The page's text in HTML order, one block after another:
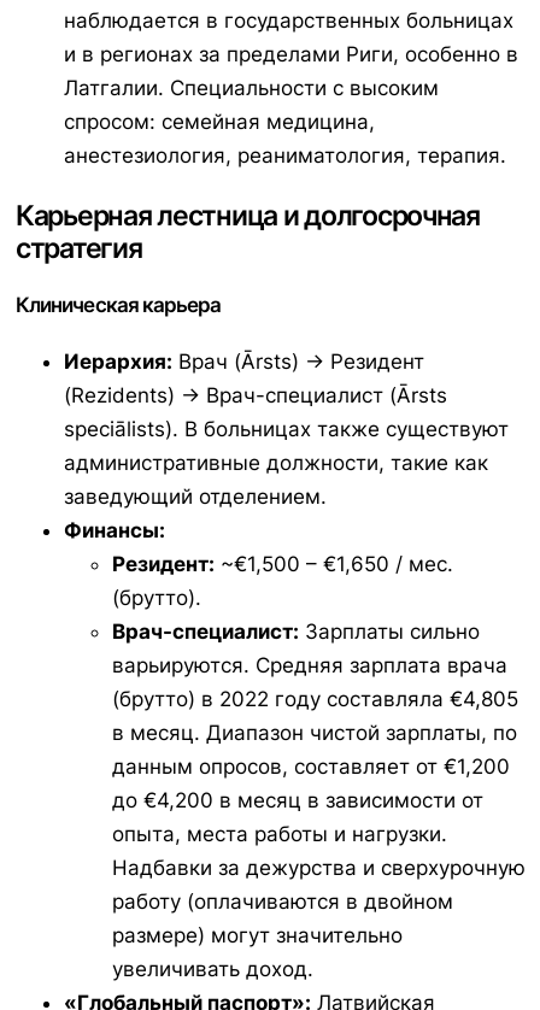
наблюдается в государственных больницах
и в регионах за пределами Риги, особенно в
Латгалии. Специальности с высоким
спросом: семейная медицина,
анестезиология, реаниматология, терапия.
Карьерная лестница и долгосрочная
стратегия
Клиническая карьера
Иерархия: Врач (Ārsts) -> Резидент
(Rezidents) -> Врач-специалист (Ārsts
speciālists). В больницах также существуют
административные должности, такие как
заведующий отделением.
Финансы:
Резидент: ~€1,500 – €1,650 / мес.
(брутто).
Врач-специалист: Зарплаты сильно
варьируются. Средняя зарплата врача
(брутто) в 2022 году составляла €4,805
в месяц. Диапазон чистой зарплаты, по
данным опросов, составляет от €1,200
до €4,200 в месяц в зависимости от
опыта, места работы и нагрузки.
Надбавки за дежурства и сверхурочную
работу (оплачиваются в двойном
размере) могут значительно
увеличивать доход.
«Глобальный паспорт»: Латвийская